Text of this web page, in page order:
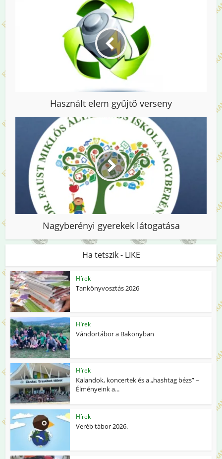
Használt elem gyűjtő verseny
Nagyberényi gyerekek látogatása
Ha tetszik - LIKE
Hírek
Tankönyvosztás 2026
Hírek
Vándortábor a Bakonyban
Hírek
Kalandok, koncertek és a „hashtag bézs” –
Élményeink a...
Hírek
Veréb tábor 2026.